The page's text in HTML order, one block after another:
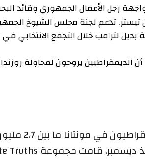
رجل الأعمال الجمهوري وقائد
يروجون لمحاولة روزندال